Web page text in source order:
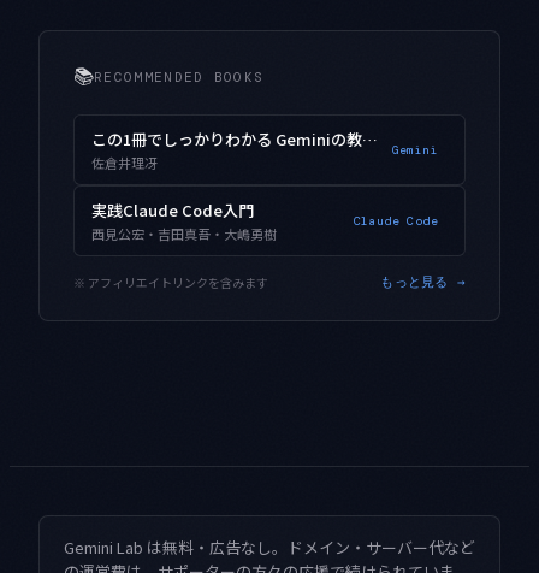
📚RECOMMENDED BOOKS
この1冊でしっかりわかる Geminiの教科書
佐倉井理冴
Gemini
実践Claude Code入門
西見公宏・吉田真吾・大嶋勇樹
Claude Code
※ アフィリエイトリンクを含みます もっと見る →
Gemini Lab は無料・広告なし。ドメイン・サーバー代など